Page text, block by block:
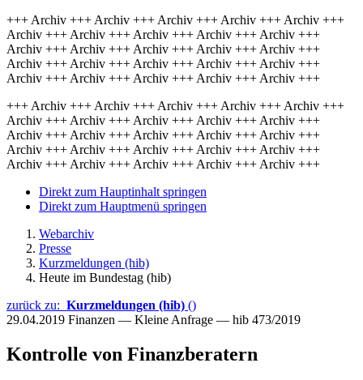
+++ Archiv +++ Archiv +++ Archiv +++ Archiv +++ Archiv +++
Archiv +++ Archiv +++ Archiv +++ Archiv +++ Archiv +++
Archiv +++ Archiv +++ Archiv +++ Archiv +++ Archiv +++
Archiv +++ Archiv +++ Archiv +++ Archiv +++ Archiv +++
Archiv +++ Archiv +++ Archiv +++ Archiv +++ Archiv +++
+++ Archiv +++ Archiv +++ Archiv +++ Archiv +++ Archiv +++
Archiv +++ Archiv +++ Archiv +++ Archiv +++ Archiv +++
Archiv +++ Archiv +++ Archiv +++ Archiv +++ Archiv +++
Archiv +++ Archiv +++ Archiv +++ Archiv +++ Archiv +++
Archiv +++ Archiv +++ Archiv +++ Archiv +++ Archiv +++
Direkt zum Hauptinhalt springen
Direkt zum Hauptmenü springen
Webarchiv
Presse
Kurzmeldungen (hib)
Heute im Bundestag (hib)
zurück zu: Kurzmeldungen (hib) ()
29.04.2019 Finanzen — Kleine Anfrage — hib 473/2019
Kontrolle von Finanzberatern